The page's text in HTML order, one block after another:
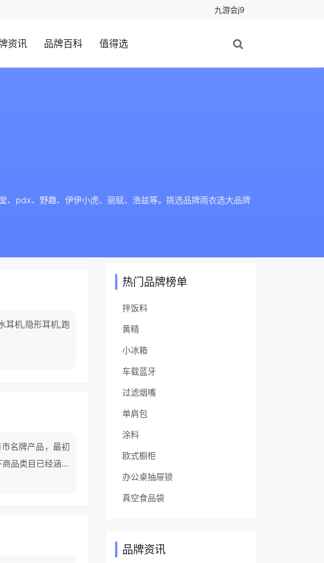
九游会j9
资讯 品牌百科 值得选
、pdx、野趣、伊伊小虎、丽赋、浩兹等。挑选品牌雨衣选大品牌
耳机,隐形耳机,跑
名牌产品，最初
品类目已经涵盖
热门品牌榜单
拌饭料
黄精
小冰箱
车载蓝牙
过滤烟嘴
单肩包
涂料
欧式橱柜
办公桌抽屉锁
真空食品袋
品牌资讯